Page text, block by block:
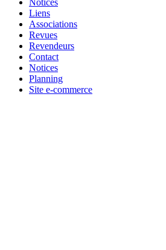
Notices
Liens
Associations
Revues
Revendeurs
Contact
Notices
Planning
Site e-commerce